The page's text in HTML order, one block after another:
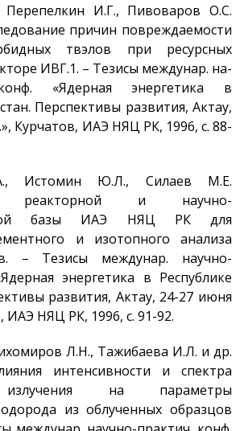
И.Г., Пивоваров О.С.
причин повреждаемости
твэлов при ресурсных
ИВГ.1. – Тезисы междунар. на-
«Ядерная энергетика в
Перспективы развития, Актау,
Курчатов, ИАЭ НЯЦ РК, 1996, с. 88-
Истомин Ю.Л., Силаев М.Е.
реакторной и научно-
базы ИАЭ НЯЦ РК для
и изотопного анализа
– Тезисы междунар. научно-
энергетика в Республике
развития, Актау, 24-27 июня
ИАЭ НЯЦ РК, 1996, с. 91-92.
Л.Н., Тажибаева И.Л. и др.
интенсивности и спектра
излучения на параметры
из облученных образцов